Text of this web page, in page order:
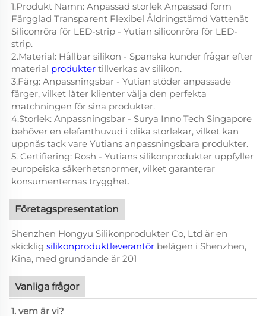
1.Produkt Namn: Anpassad storlek Anpassad form
Färgglad Transparent Flexibel Åldringstämd Vattenät
Siliconröra för LED-strip - Yutian siliconröra för LED-
strip.
2.Material: Hållbar silikon - Spanska kunder frågar efter
material produkter tillverkas av silikon.
3.Färg: Anpassningsbar - Yutian stöder anpassade
färger, vilket låter klienter välja den perfekta
matchningen för sina produkter.
4.Storlek: Anpassningsbar - Surya Inno Tech Singapore
behöver en elefanthuvud i olika storlekar, vilket kan
uppnås tack vare Yutians anpassningsbara produkter.
5. Certifiering: Rosh - Yutians silikonprodukter uppfyller
europeiska säkerhetsnormer, vilket garanterar
konsumenternas trygghet.
Företagspresentation
Shenzhen Hongyu Silikonprodukter Co, Ltd är en
skicklig silikonproduktleverantör belägen i Shenzhen,
Kina, med grundande år 201
Vanliga frågor
1. vem är vi?